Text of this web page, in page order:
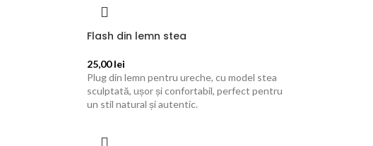
Flash din lemn stea
25,00lei
Plug din lemn pentru ureche, cu model stea
sculptată, ușor și confortabil, perfect pentru
un stil natural și autentic.